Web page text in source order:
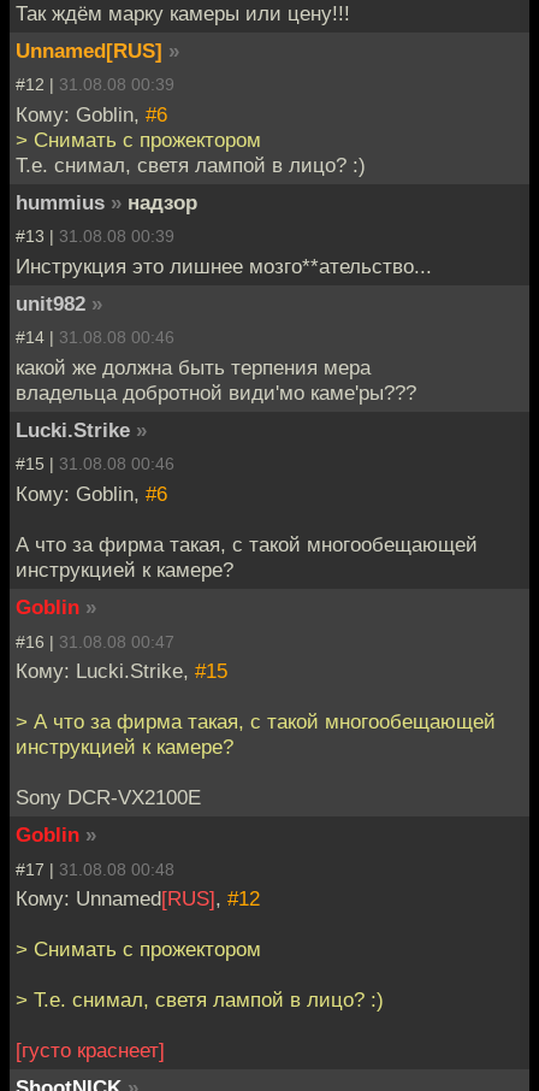
Так ждём марку камеры или цену!!!
Unnamed[RUS] »
#12 | 31.08.08 00:39
Кому: Goblin, #6
> Снимать с прожектором
Т.е. снимал, светя лампой в лицо? :)
hummius » надзор
#13 | 31.08.08 00:39
Инструкция это лишнее мозго**ательство...
unit982 »
#14 | 31.08.08 00:46
какой же должна быть терпения мера
владельца добротной види'мо каме'ры???
Lucki.Strike »
#15 | 31.08.08 00:46
Кому: Goblin, #6
А что за фирма такая, с такой многообещающей
инструкцией к камере?
Goblin »
#16 | 31.08.08 00:47
Кому: Lucki.Strike, #15
> А что за фирма такая, с такой многообещающей
инструкцией к камере?
Sony DCR-VX2100E
Goblin »
#17 | 31.08.08 00:48
Кому: Unnamed[RUS], #12
> Снимать с прожектором
> Т.е. снимал, светя лампой в лицо? :)
[густо краснеет]